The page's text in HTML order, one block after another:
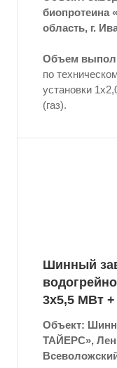
биопротеина
область, г.
Объем
по
установки
(газ).
Шинный
3x5,5 МВт +
Объект:
ТАЙЕРС»,